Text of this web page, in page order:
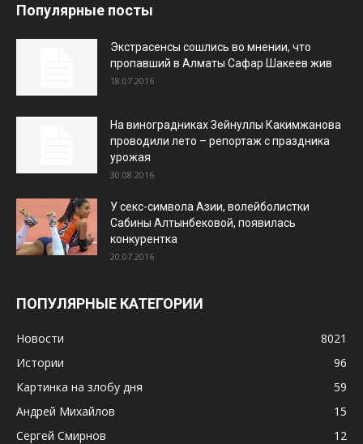
Популярные посты
Экстрасенсы сошлись во мнении, что
пропавший в Алматы Сафар Шакеев жив
18.07.2016
На виноградниках Зейнуллы Какимжанова
проводили лето – репортаж с праздника
урожая
30.08.2016
У секс-символа Азии, волейболистки
Сабины Алтынбековой, появилась
конкурентка
20.07.2016
ПОПУЛЯРНЫЕ КАТЕГОРИИ
Новости
8021
Истории
96
Картинка на злобу дня
59
Андрей Михайлов
15
Сергей Смирнов
12